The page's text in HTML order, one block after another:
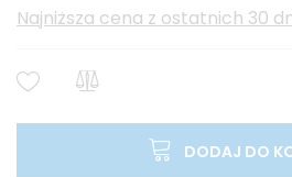
Najniższa cena z ostatnich 30
DODAJ DO